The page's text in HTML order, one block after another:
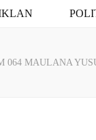
064 MAULANA